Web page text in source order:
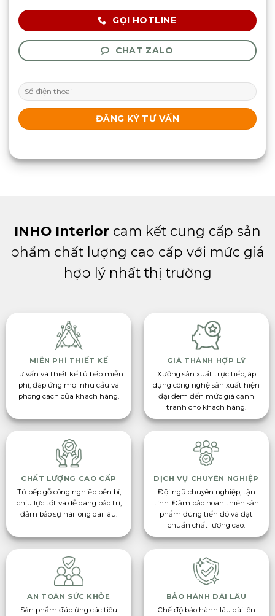
GỌI HOTLINE
CHAT ZALO
INHO Interior cam kết cung cấp sản
phẩm chất lượng cao cấp với mức giá
hợp lý nhất thị trường
MIỄN PHÍ THIẾT KẾ
Tư vấn và thiết kế tủ bếp miễn
phí, đáp ứng mọi nhu cầu và
phong cách của khách hàng.
GIÁ THÀNH HỢP LÝ
Xưởng sản xuất trực tiếp, áp
dụng công nghệ sản xuất hiện
đại đem đến mức giá cạnh
tranh cho khách hàng.
CHẤT LƯỢNG CAO CẤP
Tủ bếp gỗ công nghiệp bền bỉ,
chịu lực tốt và dễ dàng bảo trì,
đảm bảo sự hài lòng dài lâu.
DỊCH VỤ CHUYÊN NGHIỆP
Đội ngũ chuyên nghiệp, tận
tình. Đảm bảo hoàn thiện sản
phẩm đúng tiến độ và đạt
chuẩn chất lượng cao.
AN TOÀN SỨC KHỎE
Sản phẩm đáp ứng các tiêu
BẢO HÀNH DÀI LÂU
Chế độ bảo hành lâu dài lên